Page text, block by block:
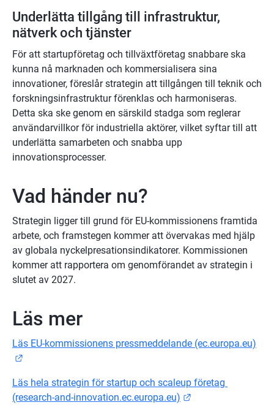
Underlätta tillgång till infrastruktur,
nätverk och tjänster
För att startupföretag och tillväxtföretag snabbare ska
kunna nå marknaden och kommersialisera sina
innovationer, föreslår strategin att tillgången till teknik och
forskningsinfrastruktur förenklas och harmoniseras.
Detta ska ske genom en särskild stadga som reglerar
användarvillkor för industriella aktörer, vilket syftar till att
underlätta samarbeten och snabba upp
innovationsprocesser.
Vad händer nu?
Strategin ligger till grund för EU-kommissionens framtida
arbete, och framstegen kommer att övervakas med hjälp
av globala nyckelpresationsindikatorer. Kommissionen
kommer att rapportera om genomförandet av strategin i
slutet av 2027.
Läs mer
Läs EU-kommissionens pressmeddelande (ec.europa.eu)
Läs hela strategin för startup och scaleup företag
(research-and-innovation.ec.europa.eu)